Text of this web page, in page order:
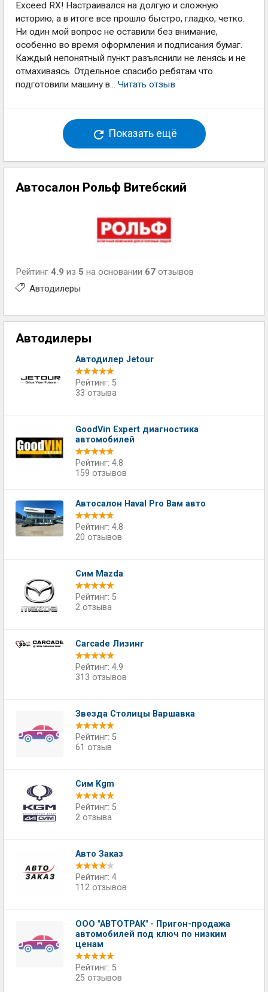
Exceed RX! Настраивался на долгую и сложную
историю, а в итоге все прошло быстро, гладко, четко.
Ни один мой вопрос не оставили без внимание,
особенно во время оформления и подписания бумаг.
Каждый непонятный пункт разъяснили не ленясь и не
отмахиваясь. Отдельное спасибо ребятам что
подготовили машину в... Читать отзыв
Показать ещё
Автосалон Рольф Витебский
Рейтинг 4.9 из 5 на основании 67 отзывов
Автодилеры
Автодилеры
Автодилер Jetour
Рейтинг: 5
33 отзыва
GoodVin Expert диагностика
автомобилей
Рейтинг: 4.8
159 отзывов
Автосалон Haval Pro Вам авто
Рейтинг: 4.8
20 отзывов
Сим Mazda
Рейтинг: 5
2 отзыва
Carcade Лизинг
Рейтинг: 4.9
313 отзывов
Звезда Столицы Варшавка
Рейтинг: 5
61 отзыв
Сим Kgm
Рейтинг: 5
2 отзыва
Авто Заказ
Рейтинг: 4
112 отзывов
ООО "АВТОТРАК" - Пригон-продажа
автомобилей под ключ по низким
ценам
Рейтинг: 5
25 отзывов